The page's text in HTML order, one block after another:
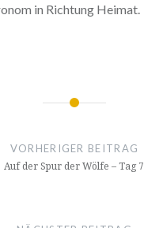
in Richtung Heimat.
VORHERIGER BEITRAG
Auf der Spur der Wölfe – Tag 7